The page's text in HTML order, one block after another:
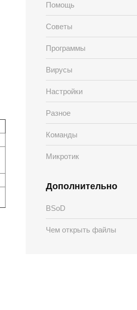
Помощь
Советы
Программы
Вирусы
Настройки
Разное
Команды
Микротик
Дополнительно
BSoD
Чем открыть файлы